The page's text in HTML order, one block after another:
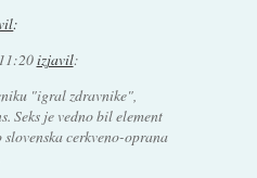
:
izjavil:
"igral zdravnike",
Seks je vedno bil element
slovenska cerkveno-oprana